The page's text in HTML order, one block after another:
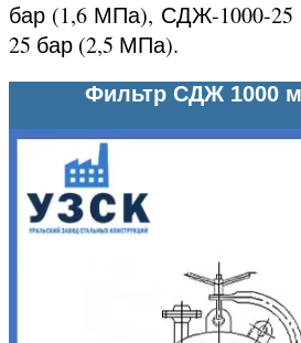
бар (1,6 МПа), СДЖ-1000-
25 бар (2,5 МПа).
Фильтр СДЖ 1000